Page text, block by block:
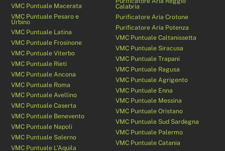
VMC Puntuale Macerata
VMC Puntuale Pesaro e
Urbino
VMC Puntuale Latina
VMC Puntuale Frosinone
VMC Puntuale Viterbo
VMC Puntuale Rieti
VMC Puntuale Ancona
VMC Puntuale Roma
VMC Puntuale Avellino
VMC Puntuale Caserta
VMC Puntuale Benevento
VMC Puntuale Napoli
VMC Puntuale Salerno
VMC Puntuale L’Aquila
Calabria
Purificatore Aria Crotone
Purificatore Aria Potenza
VMC Puntuale Caltanissetta
VMC Puntuale Siracusa
VMC Puntuale Trapani
VMC Puntuale Ragusa
VMC Puntuale Agrigento
VMC Puntuale Enna
VMC Puntuale Messina
VMC Puntuale Oristano
VMC Puntuale Sud Sardegna
VMC Puntuale Palermo
VMC Puntuale Catania